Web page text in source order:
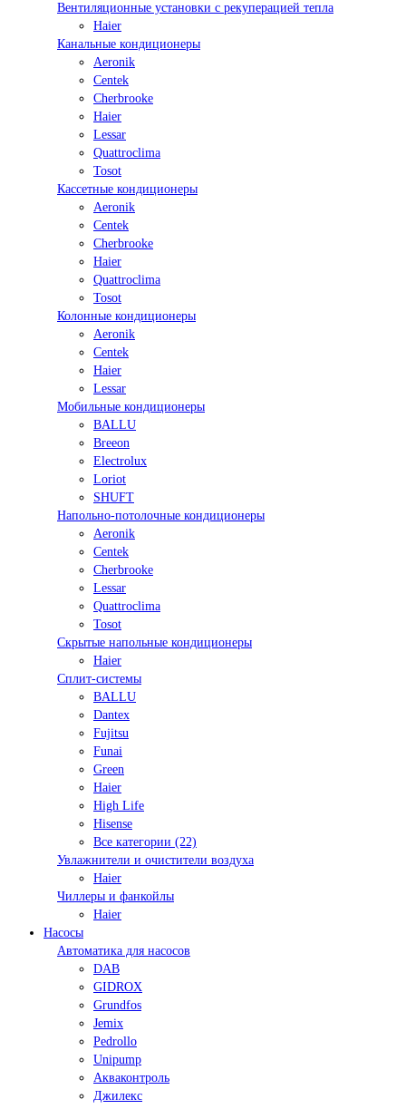
Вентиляционные установки с рекуперацией тепла
Haier
Канальные кондиционеры
Aeronik
Centek
Cherbrooke
Haier
Lessar
Quattroclima
Tosot
Кассетные кондиционеры
Aeronik
Centek
Cherbrooke
Haier
Quattroclima
Tosot
Колонные кондиционеры
Aeronik
Centek
Haier
Lessar
Мобильные кондиционеры
BALLU
Breeon
Electrolux
Loriot
SHUFT
Напольно-потолочные кондиционеры
Aeronik
Centek
Cherbrooke
Lessar
Quattroclima
Tosot
Скрытые напольные кондиционеры
Haier
Сплит-системы
BALLU
Dantex
Fujitsu
Funai
Green
Haier
High Life
Hisense
Все категории (22)
Увлажнители и очистители воздуха
Haier
Чиллеры и фанкойлы
Haier
Насосы
Автоматика для насосов
DAB
GIDROX
Grundfos
Jemix
Pedrollo
Unipump
Акваконтроль
Джилекс